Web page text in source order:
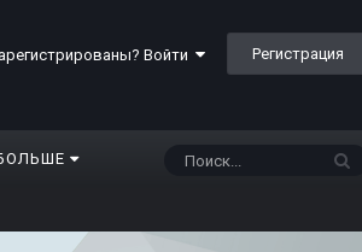
Войти Регистрация